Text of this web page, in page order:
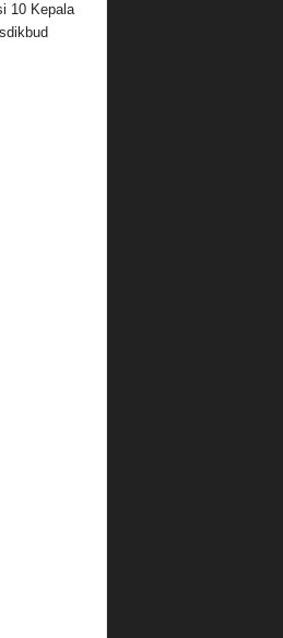
10 Kepala